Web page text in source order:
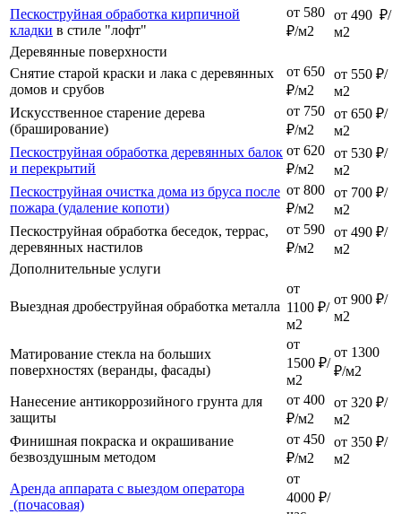
Пескоструйная обработка кирпичной
кладки в стиле "лофт"
от 580
₽/м2
от 490 ₽/
м2
Деревянные поверхности
Снятие старой краски и лака с деревянных
домов и срубов
от 650
₽/м2
от 550 ₽/
м2
Искусственное старение дерева
(браширование)
от 750
₽/м2
от 650 ₽/
м2
Пескоструйная обработка деревянных балок
и перекрытий
от 620
₽/м2
от 530 ₽/
м2
Пескоструйная очистка дома из бруса после
пожара (удаление копоти)
от 800
₽/м2
от 700 ₽/
м2
Пескоструйная обработка беседок, террас,
деревянных настилов
от 590
₽/м2
от 490 ₽/
м2
Дополнительные услуги
Выездная дробеструйная обработка металла
от
1100 ₽/
м2
от 900 ₽/
м2
Матирование стекла на больших
поверхностях (веранды, фасады)
от
1500 ₽/
м2
от 1300
₽/м2
Нанесение антикоррозийного грунта для
защиты
от 400
₽/м2
от 320 ₽/
м2
Финишная покраска и окрашивание
безвоздушным методом
от 450
₽/м2
от 350 ₽/
м2
Аренда аппарата с выездом оператора
(почасовая)
от
4000 ₽/